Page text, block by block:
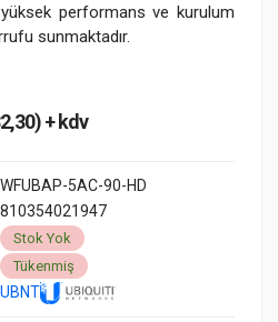
performans ve kurulum
sunmaktadır.
+ kdv
WFUBAP-5AC-90-HD
810354021947
Stok Yok
Tükenmiş
UBNT